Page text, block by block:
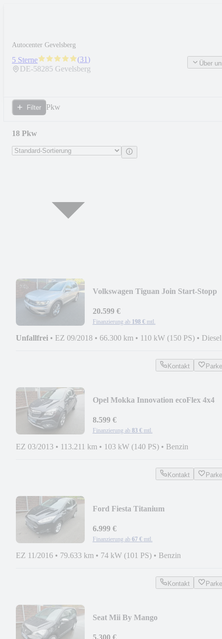
Autocenter Gevelsberg
5 Sterne (31)
DE-58285 Gevelsberg
Über
Filter Pkw
18 Pkw
Volkswagen Tiguan Join Start-Stopp
20.599 €
Finanzierung ab 198 € mtl.
Unfallfrei • EZ 09/2018 • 66.300 km • 110 kW (150 PS) • Diesel
Kontakt
Opel Mokka Innovation ecoFlex 4x4
8.599 €
Finanzierung ab 83 € mtl.
EZ 03/2013 • 113.211 km • 103 kW (140 PS) • Benzin
Kontakt
Ford Fiesta Titanium
6.999 €
Finanzierung ab 67 € mtl.
EZ 11/2016 • 79.633 km • 74 kW (101 PS) • Benzin
Kontakt
Seat Mii By Mango
5.300 €